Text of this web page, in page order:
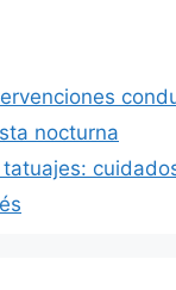
nocturna